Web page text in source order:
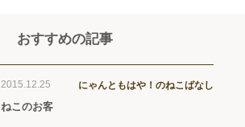
おすすめの記事
2015.12.25 にゃんともはや！のねこばなし
ねこのお客